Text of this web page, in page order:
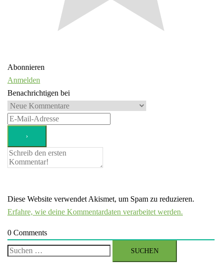
Abonnieren
Anmelden
Benachrichtigen bei
Diese Website verwendet Akismet, um Spam zu reduzieren.
Erfahre, wie deine Kommentardaten verarbeitet werden.
0 Comments
Suchen